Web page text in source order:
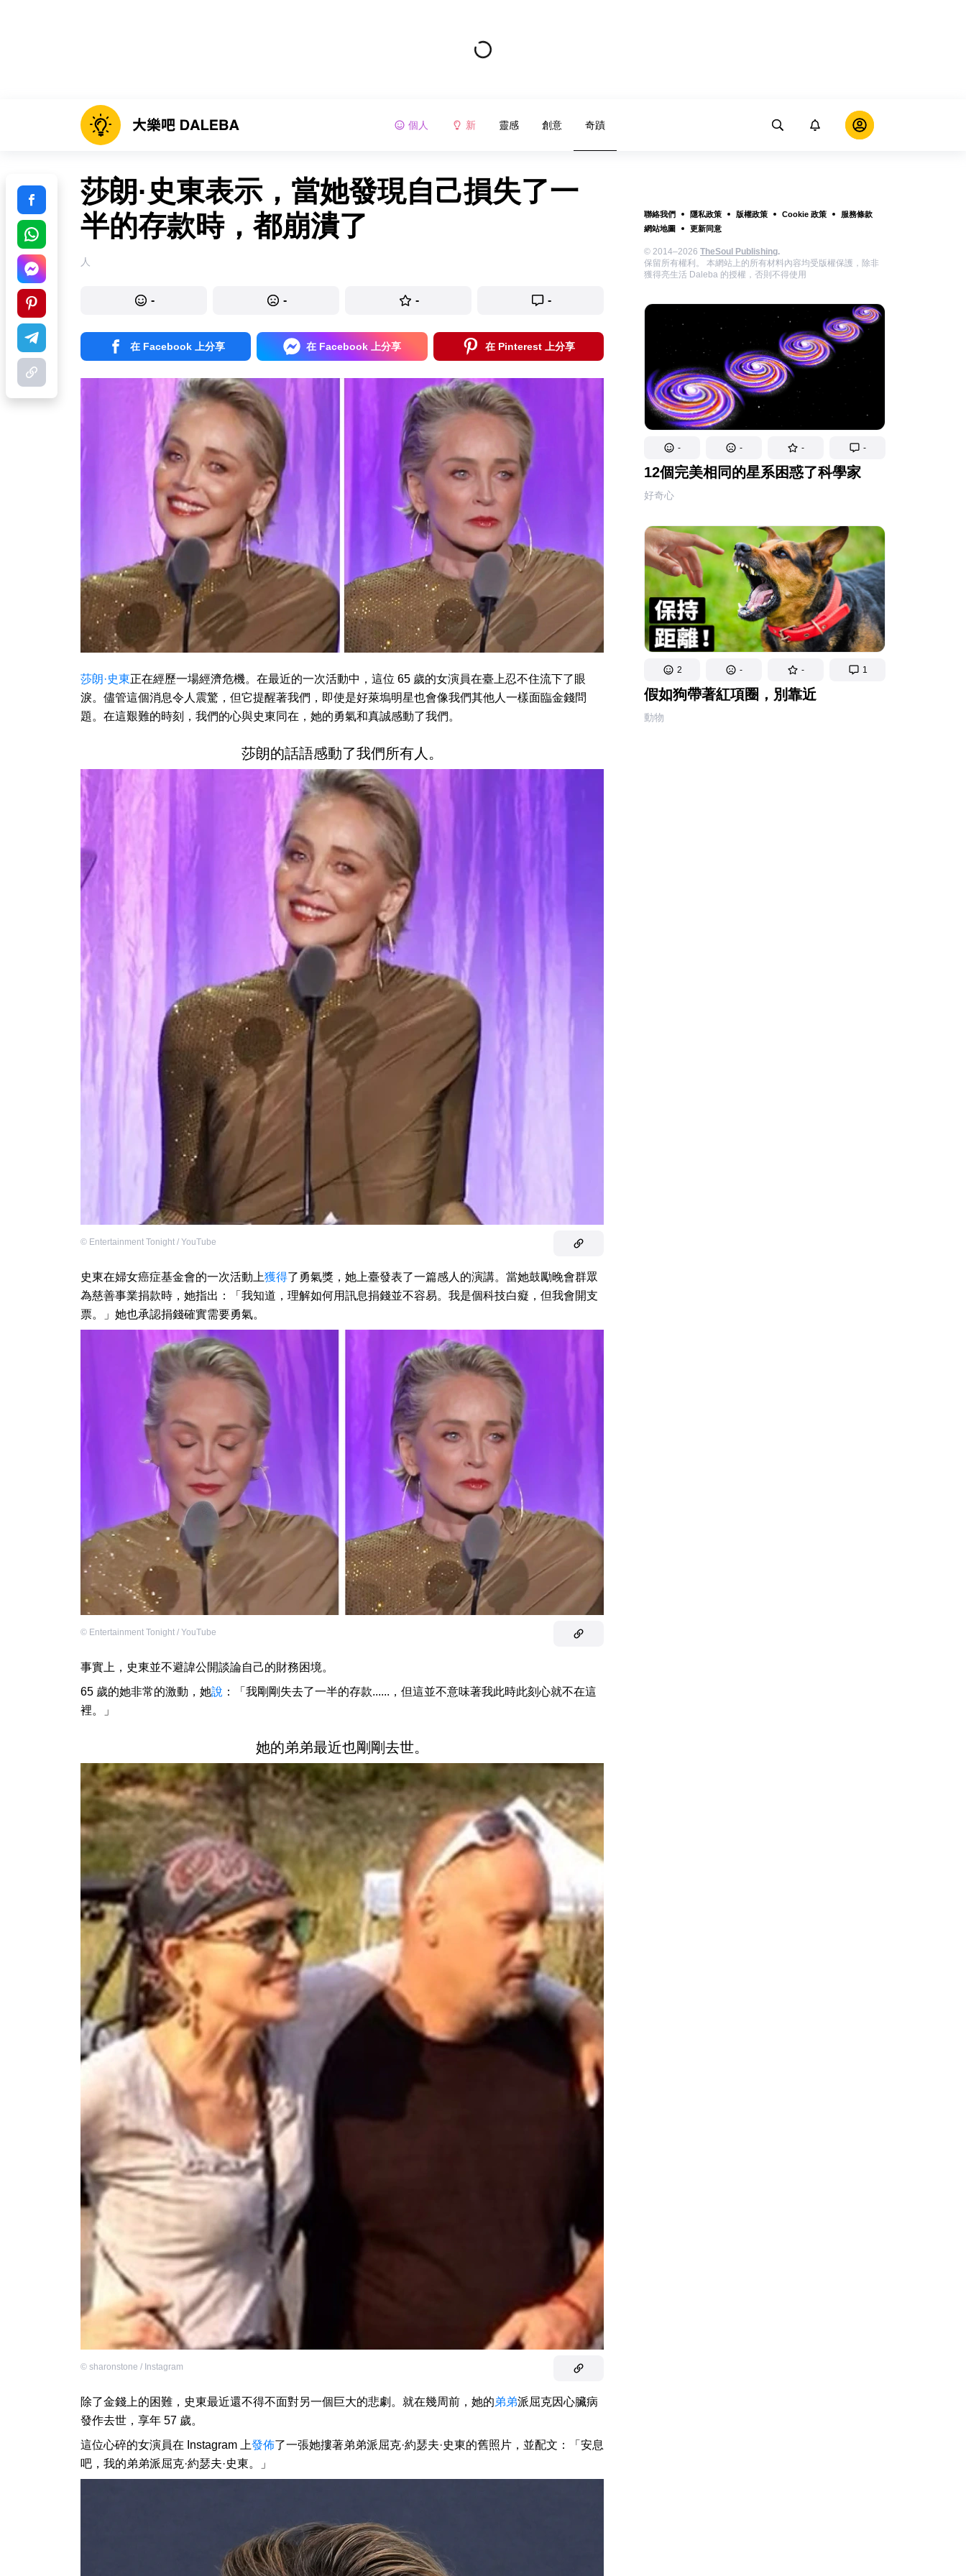
個人 新 靈感 創意 奇蹟
聯絡我們 隱私政策 版權政策 Cookie 政策
服務條款
網站地圖
更新同意
© 2014–2026 TheSoul Publishing.
保留所有權利。 本網站上的所有材料內容均受版權保護，除非
獲得亮生活 Daleba 的授權，否則不得使用
- - - -
12個完美相同的星系困惑了科學家
好奇心
2 - - 1
假如狗帶著紅項圈，別靠近
動物
莎朗·史東表示，當她發現自己損失了一
半的存款時，都崩潰了
人
- - - -
在 Facebook 上分享 在 Facebook 上分享 在 Pinterest 上分享
莎朗·史東正在經歷一場經濟危機。在最近的一次活動中，這位 65 歲的女演員在臺上忍不住流下了眼
淚。儘管這個消息令人震驚，但它提醒著我們，即使是好萊塢明星也會像我們其他人一樣面臨金錢問
題。在這艱難的時刻，我們的心與史東同在，她的勇氣和真誠感動了我們。
莎朗的話語感動了我們所有人。
© Entertainment Tonight / YouTube
史東在婦女癌症基金會的一次活動上獲得了勇氣獎，她上臺發表了一篇感人的演講。當她鼓勵晚會群眾
為慈善事業捐款時，她指出：「我知道，理解如何用訊息捐錢並不容易。我是個科技白癡，但我會開支
票。」她也承認捐錢確實需要勇氣。
© Entertainment Tonight / YouTube
事實上，史東並不避諱公開談論自己的財務困境。
65 歲的她非常的激動，她說 ：「我剛剛失去了一半的存款......，但這並不意味著我此時此刻心就不在這
裡。」
她的弟弟最近也剛剛去世。
© sharonstone / Instagram
除了金錢上的困難，史東最近還不得不面對另一個巨大的悲劇。就在幾周前，她的弟弟派屈克因心臟病
發作去世，享年 57 歲。
這位心碎的女演員在 Instagram 上發佈了一張她摟著弟弟派屈克·約瑟夫·史東的舊照片，並配文：「安息
吧，我的弟弟派屈克·約瑟夫·史東。」